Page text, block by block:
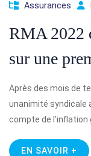
Assurances
RMA 2022
sur une
Après des mois de
unanimité syndicale
compte de l’inflation
EN SAVOIR +